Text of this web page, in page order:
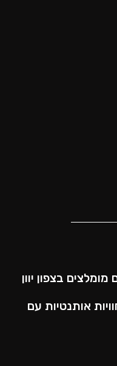
בצפון יוון
אותנטיות עם